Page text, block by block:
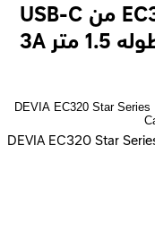
ديفيا كابل EC320 Star Series من USB-C
الي USB-C بقوة 60 وات طوله 1.5 متر 3A